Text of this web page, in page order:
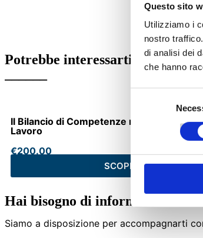
Questo sito
Utilizziamo i
nostro
di analisi dei
che hanno
consenso
Potrebbe interessarti
Il Bilancio di Competenze nelle Politiche
Lavoro
€200.00
SCOPRI DI PIÙ
Hai bisogno di informazioni o
Siamo a disposizione per accompagnarti